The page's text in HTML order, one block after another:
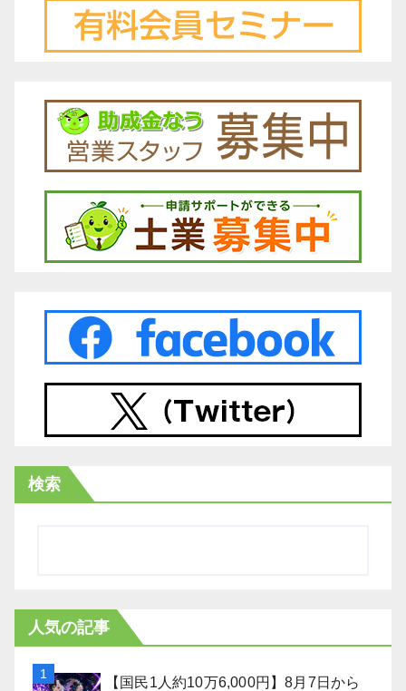
検索
人気の記事
【国民1人約10万6,000円】8月7日から